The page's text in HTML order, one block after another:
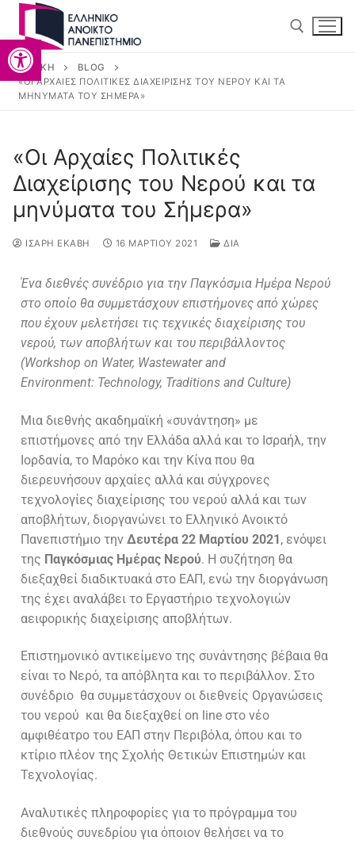
Ανοίξτε τη γραμμή
Αρχική
Ανακοινώσεις
Εργαστήριο
Δημοσιεύσεις
Βιβλία
Φωτογραφίες
Έρευνα
Erasmus
Θερινά Σχολεία
Θερινό Σχολείο 2024-Summer School 2024
Χρήσιμες Συνδέσεις
CONFERENCES
Halki Summit
E.P.I Conference
Επικοινωνία
ΑΡΧΙΚΉ
BLOG
«ΟΙ ΑΡΧΑΊΕΣ ΠΟΛΙΤΙΚΈΣ ΔΙΑΧΕΊΡΙΣΗΣ ΤΟΥ ΝΕΡΟΎ ΚΑΙ ΤΑ
ΜΗΝΎΜΑΤΑ ΤΟΥ ΣΉΜΕΡΑ»
«Οι Αρχαίες Πολιτικές
Διαχείρισης του Νερού και τα
μηνύματα του Σήμερα»
ΊΣΑΡΗ ΕΚΆΒΗ 16 ΜΑΡΤΊΟΥ 2021 ΔΙΑ
Ένα διεθνές συνέδριο για την Παγκόσμια Ημέρα Νερού
στο οποίο θα συμμετάσχουν επιστήμονες από χώρες
που έχουν μελετήσει τις τεχνικές διαχείρισης του
νερού, των αποβλήτων και του περιβάλλοντος
(Workshop on Water, Wastewater and
Environment: Technology, Traditions and Culture)
Μια διεθνής ακαδημαϊκή «συνάντηση» με
επιστήμονες από την Ελλάδα αλλά και το Ισραήλ, την
Ιορδανία, το Μαρόκο και την Κίνα που θα
διερευνήσουν αρχαίες αλλά και σύγχρονες
τεχνολογίες διαχείρισης του νερού αλλά και των
αποβλήτων, διοργανώνει το Ελληνικό Ανοικτό
Πανεπιστήμιο την Δευτέρα 22 Μαρτίου 2021, ενόψει
της Παγκόσμιας Ημέρας Νερού. Η συζήτηση θα
διεξαχθεί διαδικτυακά στο ΕΑΠ, ενώ την διοργάνωση
της έχει αναλάβει το Εργαστήριο τεχνολογιών
αειφορικής διαχείρισης αποβλήτων.
Επιστημονικό αντικείμενο της συνάντησης βέβαια θα
είναι το Νερό, τα απόβλητα και το περιβάλλον. Στο
συνέδριο θα συμμετάσχουν οι διεθνείς Οργανώσεις
του νερού και θα διεξαχθεί on line στο νέο
αμφιθέατρο του ΕΑΠ στην Περιβόλα, όπου και το
κτίριο πλέον της Σχολής Θετικών Επιστημών και
Τεχνολογίας.
Αναλυτικές πληροφορίες για το πρόγραμμα του
διεθνούς συνεδρίου για όποιον θελήσει να το